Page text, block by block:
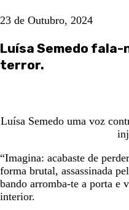
23 de Outubro, 2024
Luísa Semedo fala-
terror.
Luísa Semedo uma voz
“Imagina: acabaste de
forma brutal, assassinada
bando arromba-te a porta e
interior.